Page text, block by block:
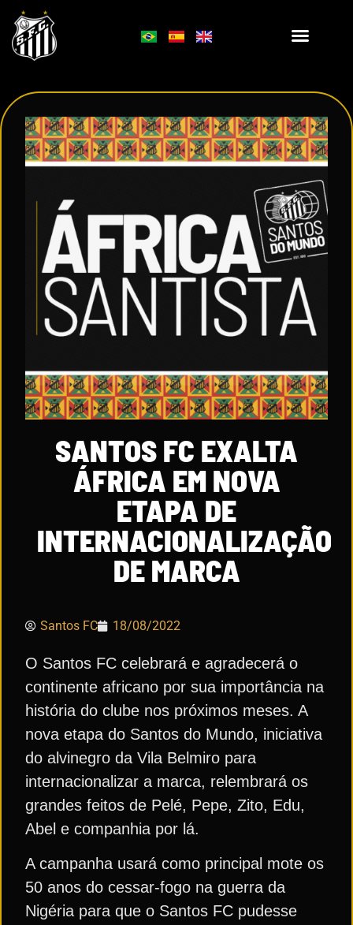
SANTOS FC EXALTA
ÁFRICA EM NOVA
ETAPA DE
INTERNACIONALIZAÇÃO
DE MARCA
Santos FC 18/08/2022
O Santos FC celebrará e agradecerá o
continente africano por sua importância na
história do clube nos próximos meses. A
nova etapa do Santos do Mundo, iniciativa
do alvinegro da Vila Belmiro para
internacionalizar a marca, relembrará os
grandes feitos de Pelé, Pepe, Zito, Edu,
Abel e companhia por lá.
A campanha usará como principal mote os
50 anos do cessar-fogo na guerra da
Nigéria para que o Santos FC pudesse